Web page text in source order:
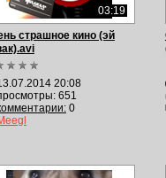
03:19
страшное кино (эй
20:08
651
0